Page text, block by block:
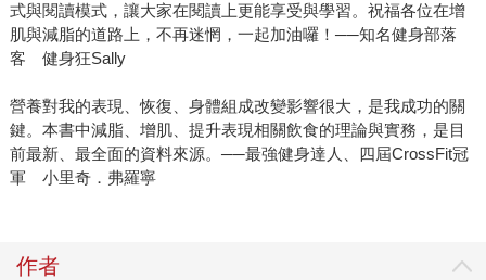
式與閱讀模式，讓大家在閱讀上更能享受與學習。祝福各位在增
肌與減脂的道路上，不再迷惘，一起加油囉！──知名健身部落
客 健身狂Sally
營養對我的表現、恢復、身體組成改變影響很大，是我成功的關
鍵。本書中減脂、增肌、提升表現相關飲食的理論與實務，是目
前最新、最全面的資料來源。──最強健身達人、四屆CrossFit冠
軍 小里奇．弗羅寧
作者